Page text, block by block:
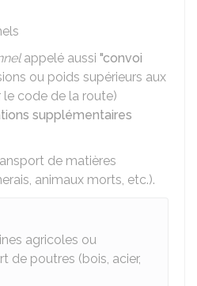
appelé aussi "convoi
ou poids supérieurs aux
code de la route)
supplémentaires
de matières
animaux morts, etc.).
agricoles ou
de poutres (bois, acier,